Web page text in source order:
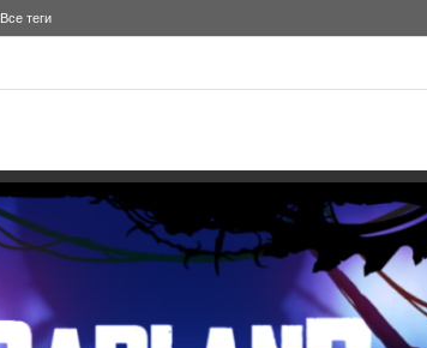
Все теги